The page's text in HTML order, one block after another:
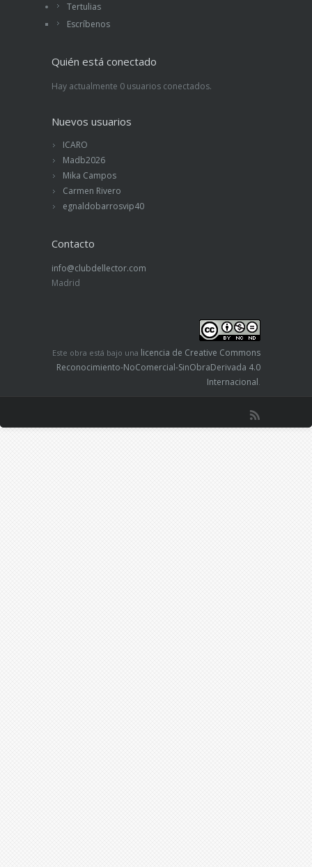
Tertulias
Escríbenos
Quién está conectado
Hay actualmente 0 usuarios conectados.
Nuevos usuarios
ICARO
Madb2026
Mika Campos
Carmen Rivero
egnaldobarrosvip40
Contacto
info@clubdellector.com
Madrid
Este obra está bajo una licencia de Creative Commons
Reconocimiento-NoComercial-SinObraDerivada 4.0
Internacional